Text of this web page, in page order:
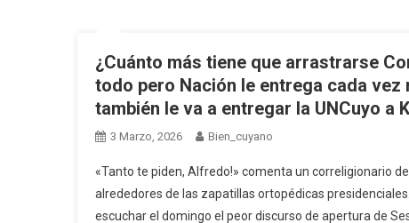
¿Cuánto más tiene que arrastrarse
todo pero Nación le entrega cada
también le va a entregar la UNCuyo a
3 Marzo, 2026 Bien_cuyano
«Tanto te piden, Alfredo!» comenta un correligionario
alrededores de las zapatillas ortopédicas
escuchar el domingo el peor discurso de apertura de